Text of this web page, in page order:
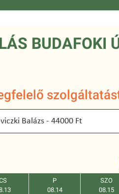
BUDAFOKI
P
08.14
SZO
08.15